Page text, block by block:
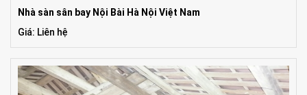
Nhà sàn sân bay Nội Bài Hà Nội Việt Nam
Giá: Liên hệ